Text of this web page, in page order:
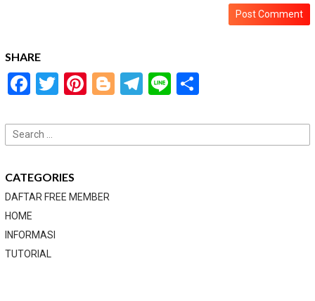
SHARE
Facebook
Twitter
Pinterest
Blogger
Telegram
Line
Search
for:
CATEGORIES
DAFTAR FREE MEMBER
HOME
INFORMASI
TUTORIAL